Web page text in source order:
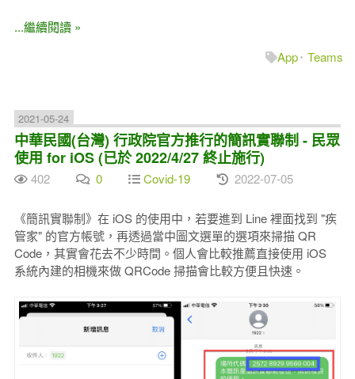
...繼續閱讀 »
App Teams
2021-05-24
中華民國(台灣) 行政院官方推行的簡訊實聯制 - 民眾
使用 for iOS (已於 2022/4/27 終止施行)
402 0 Covid-19 2022-07-05
《簡訊實聯制》在 iOS 的使用中，若要進到 Line 裡面找到 "疾
管家" 的官方帳號，再透過當中圖文選單的選項來掃描 QR
Code，其實會花去不少時間。個人會比較推薦直接使用 iOS
系統內建的相機來做 QRCode 掃描會比較方便且快速。